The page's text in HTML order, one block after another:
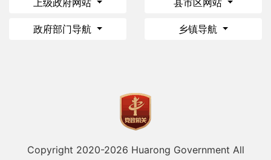
上级政府网站 县市区网站
政府部门导航 乡镇导航
Copyright 2020-2026 Huarong Government All